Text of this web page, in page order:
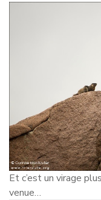
Et c’est un virage
venue…